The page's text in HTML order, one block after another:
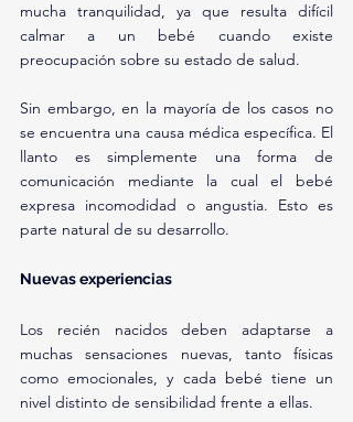
mucha tranquilidad, ya que resulta difícil
calmar a un bebé cuando existe
preocupación sobre su estado de salud.
Sin embargo, en la mayoría de los casos no
se encuentra una causa médica específica. El
llanto es simplemente una forma de
comunicación mediante la cual el bebé
expresa incomodidad o angustia. Esto es
parte natural de su desarrollo.
Nuevas experiencias
Los recién nacidos deben adaptarse a
muchas sensaciones nuevas, tanto físicas
como emocionales, y cada bebé tiene un
nivel distinto de sensibilidad frente a ellas.